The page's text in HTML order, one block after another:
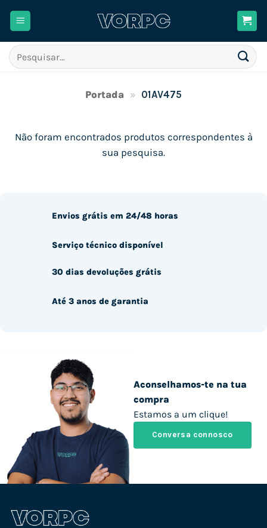
Pesquisar
por:
Portada » 01AV475
Não foram encontrados produtos correspondentes à
sua pesquisa.
Aconselhamos-te na tua
compra
Estamos a um clique!
Conversa connosco
Envios grátis em 24/48 horas
Serviço técnico disponível
30 dias devoluções grátis
Até 3 anos de garantia